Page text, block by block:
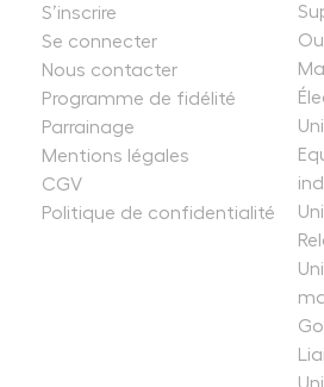
S’inscrire
Se connecter
Nous contacter
Programme de fidélité
Parrainage
Mentions légales
CGV
Politique de confidentialité